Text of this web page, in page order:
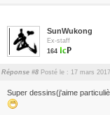
SunWukong
Ex-staff
164
Réponse #8 Posté le : 17 mars
Super dessins(j'aime